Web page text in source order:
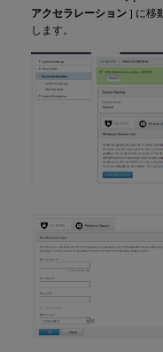
アクセラレーション ] に移
します。